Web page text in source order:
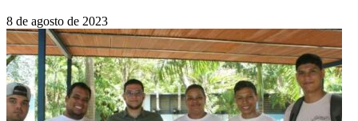
8 de agosto de 2023